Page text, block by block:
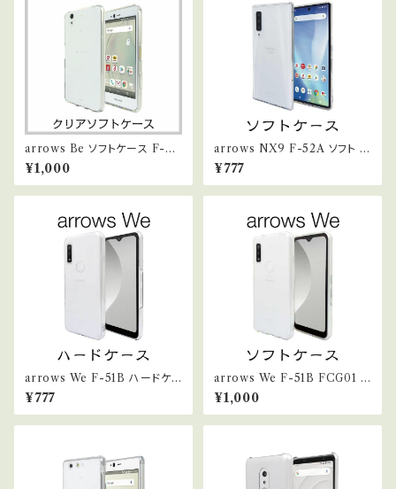
arrows Be ソフトケース F-04
K TPU クリア
¥1,000
arrows NX9 F-52A ソフト ク
リアケース TPU
¥777
arrows We F-51B ハードケ
ース クリア ストラップホール付
¥777
arrows We F-51B FCG01 ソ
フトケース クリア
¥1,000